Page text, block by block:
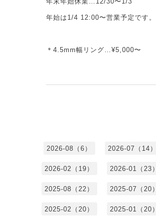
年始は1/4 12:00〜営業予定です。
＊4.5mm幅リング…¥5,000〜
2026-08（6） 2026-07（14）
2026-02（19） 2026-01（23）
2025-08（22） 2025-07（20）
2025-02（20） 2025-01（20）